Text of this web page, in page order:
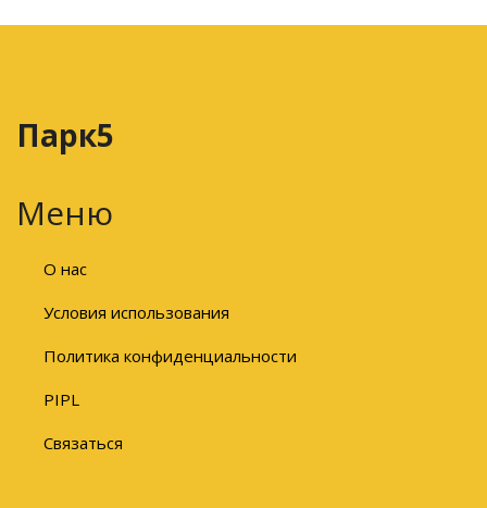
Парк5
Меню
О нас
Условия использования
Политика конфиденциальности
PIPL
Связаться